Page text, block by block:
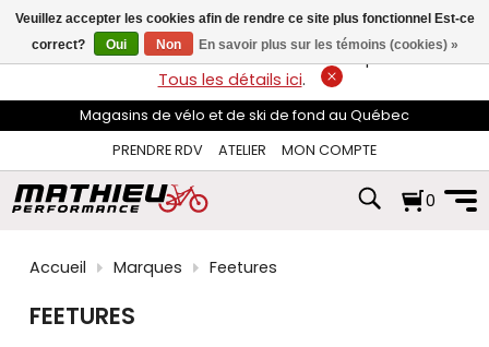
flèches
haut
et
pour
sélectionner
disponible.
Appuyez
pour
résultat
LIVRAISON GRATUITEsur les commandes de plus de 74$*.
Tous les détails ici.
Magasins de vélo et de ski de fond au Québec
PRENDRE RDV
ATELIER MON COMPTE
0
Accueil Marques Feetures
FEETURES
Veuillez accepter les cookies afin de rendre ce site plus fonctionnel Est-ce
correct?
Oui Non En savoir plus sur les témoins (cookies) »